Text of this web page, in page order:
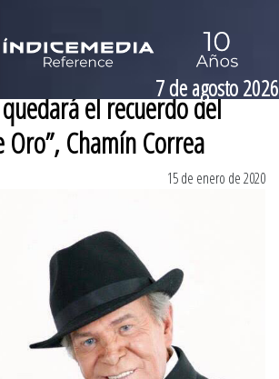
7 de agosto 2026
el recuerdo del
Oro”, Chamín Correa
15 de enero de 2020